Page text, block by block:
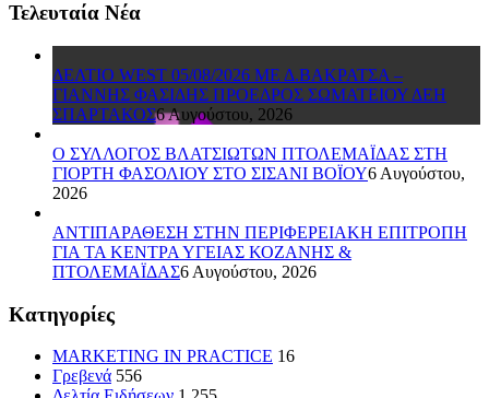
Τελευταία Νέα
ΔΕΛΤΙΟ WEST 05/08/2026 ΜΕ Δ.ΒΑΚΡΑΤΣΑ –
ΓΙΑΝΝΗΣ ΦΑΣΙΔΗΣ ΠΡΟΕΔΡΟΣ ΣΩΜΑΤΕΙΟΥ ΔΕΗ
ΣΠΑΡΤΑΚΟΣ6 Αυγούστου, 2026
Ο ΣΥΛΛΟΓΟΣ ΒΛΑΤΣΙΩΤΩΝ ΠΤΟΛΕΜΑΪΔΑΣ ΣΤΗ
ΓΙΟΡΤΗ ΦΑΣΟΛΙΟΥ ΣΤΟ ΣΙΣΑΝΙ ΒΟΪΟΥ6 Αυγούστου,
2026
ΑΝΤΙΠΑΡΑΘΕΣΗ ΣΤΗΝ ΠΕΡΙΦΕΡΕΙΑΚΗ ΕΠΙΤΡΟΠΗ
ΓΙΑ ΤΑ ΚΕΝΤΡΑ ΥΓΕΙΑΣ ΚΟΖΑΝΗΣ &
ΠΤΟΛΕΜΑΪΔΑΣ6 Αυγούστου, 2026
Kατηγορίες
MARKETING IN PRACTICE 16
Γρεβενά 556